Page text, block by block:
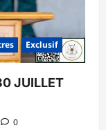
Exclusif
JUILLET
0